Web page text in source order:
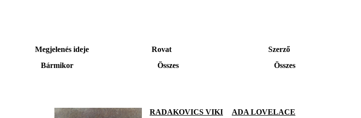
Megjelenés ideje
Bármikor
Rovat
Összes
Szerző
Összes
RADAKOVICS VIKI ADA LOVELACE